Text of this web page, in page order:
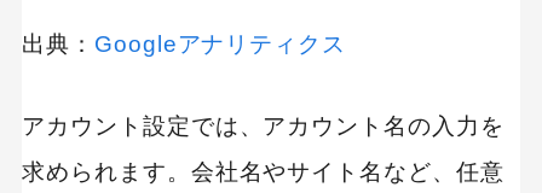
出典： Googleアナリティクス
アカウント設定では、アカウント名の入力を
求められます。会社名やサイト名など、任意